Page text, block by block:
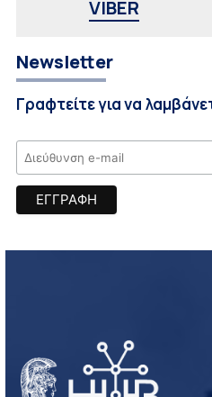
VIBER
Newsletter
Γραφτείτε για να